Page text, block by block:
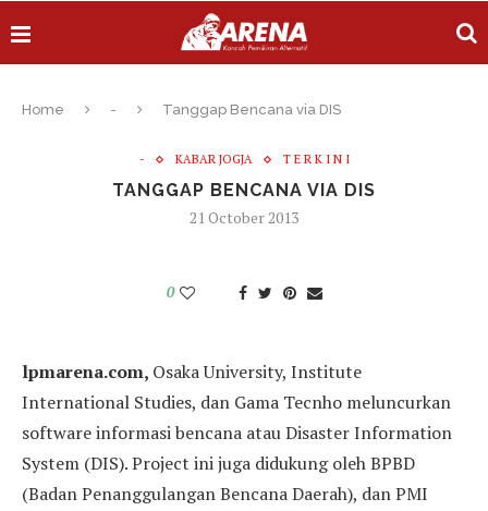
Home - Tanggap Bencana via DIS
- KABAR JOGJA T E R K I N I
TANGGAP BENCANA VIA DIS
21 October 2013
0
lpmarena.com, Osaka University, Institute
International Studies, dan Gama Tecnho meluncurkan
software informasi bencana atau Disaster Information
System (DIS). Project ini juga didukung oleh BPBD
(Badan Penanggulangan Bencana Daerah), dan PMI